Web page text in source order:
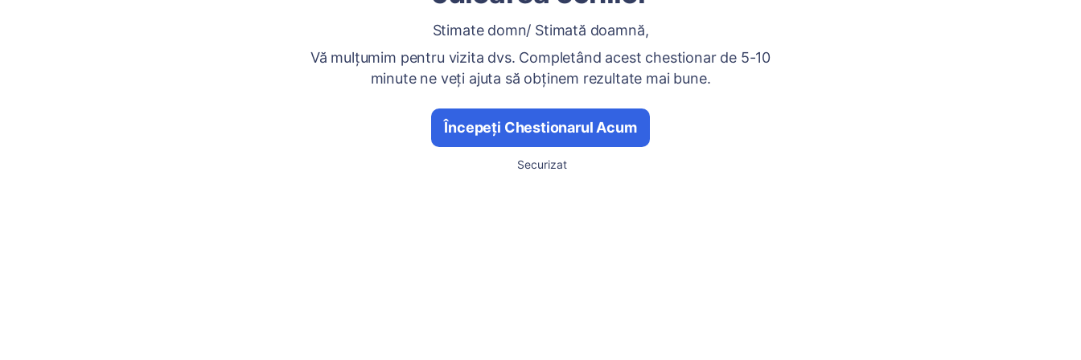
Stimate domn/ Stimată doamnă,
Vă mulțumim pentru vizita dvs. Completând acest chestionar de 5-10
minute ne veți ajuta să obținem rezultate mai bune.
Începeți Chestionarul Acum
Securizat